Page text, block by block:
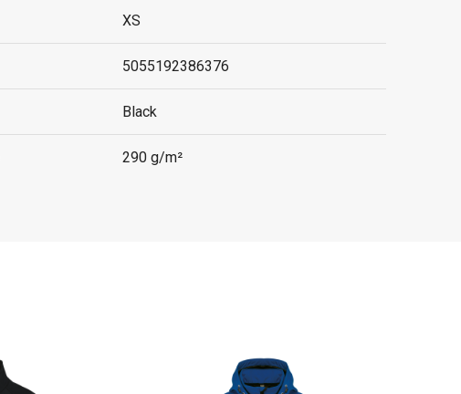
XS
5055192386376
Black
290 g/m²